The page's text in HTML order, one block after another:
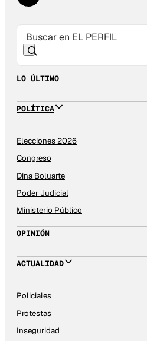
LO ÚLTIMO
POLÍTICA
Elecciones 2026
Congreso
Dina Boluarte
Poder Judicial
Ministerio Público
OPINIÓN
ACTUALIDAD
Policiales
Protestas
Inseguridad